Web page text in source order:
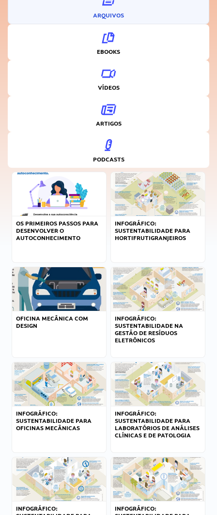
ARQUIVOS
EBOOKS
VÍDEOS
ARTIGOS
PODCASTS
OS PRIMEIROS PASSOS PARA
DESENVOLVER O
AUTOCONHECIMENTO
INFOGRÁFICO:
SUSTENTABILIDADE PARA
HORTIFRUTIGRANJEIROS
OFICINA MECÂNICA COM
DESIGN
INFOGRÁFICO:
SUSTENTABILIDADE NA
GESTÃO DE RESÍDUOS
ELETRÔNICOS
INFOGRÁFICO:
SUSTENTABILIDADE PARA
OFICINAS MECÂNICAS
INFOGRÁFICO:
SUSTENTABILIDADE PARA
LABORATÓRIOS DE ANÁLISES
CLÍNICAS E DE PATOLOGIA
INFOGRÁFICO:
INFOGRÁFICO: